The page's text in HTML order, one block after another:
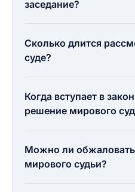
заседание?
Сколько длится
суде?
Когда вступает в
решение мирового
Можно ли
мирового судьи?